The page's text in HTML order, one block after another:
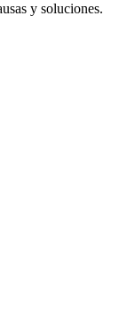
y soluciones.